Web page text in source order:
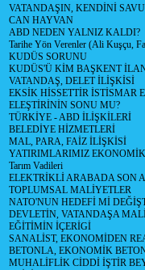
VATANDAŞIN, KENDİNİ
CAN HAYVAN
ABD NEDEN YALNIZ KALDI?
Tarihe Yön Verenler (Ali Kuşçu,
KUDÜS SORUNU
KUDÜS'Ü KİM BAŞKENT
VATANDAŞ, DELET İLİŞKİSİ
EKSİK HİSSETTİR İSTİSMAR
ELEŞTİRİNİN SONU MU?
TÜRKİYE - ABD İLİŞKİLERİ
BELEDİYE HİZMETLERİ
MAL, PARA, FAİZ İLİŞKİSİ
YATIRIMLARIMIZ
Tarım Vadileri
ELEKTRİKLİ ARABADA SON
TOPLUMSAL MALİYETLER
NATO'NUN HEDEFİ Mİ
DEVLETİN, VATANDAŞA
EĞİTİMİN İÇERİGİ
SANALİST, EKONOMİDEN
BETONLA, EKONOMİK
MUHALİFLİK CİDDİ İŞTİR